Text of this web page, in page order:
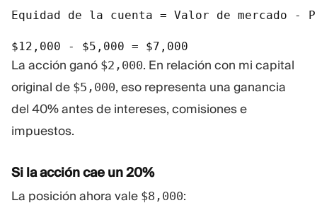
Equidad de la cuenta = Valor de mercado -
$12,000 - $5,000 = $7,000
La acción ganó $2,000. En relación con mi capital
original de $5,000, eso representa una ganancia
del 40% antes de intereses, comisiones e
impuestos.
Si la acción cae un 20%
La posición ahora vale $8,000: